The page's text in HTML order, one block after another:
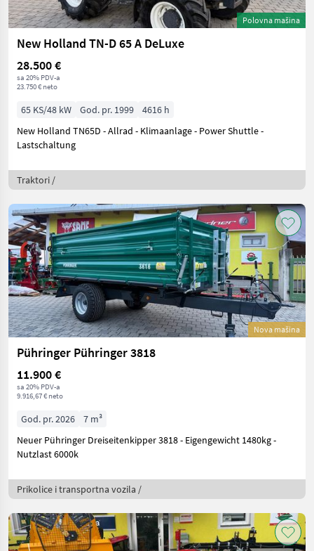
Polovna mašina
New Holland TN-D 65 A DeLuxe
28.500 €
sa 20% PDV-a
23.750 € neto
65 KS/48 kW God. pr. 1999
4616 h
New Holland TN65D - Allrad - Klimaanlage - Power Shuttle -
Lastschaltung
Traktori /
Nova mašina
Pühringer Pühringer 3818
11.900 €
sa 20% PDV-a
9.916,67 € neto
God. pr. 2026
7 m³
Neuer Pühringer Dreiseitenkipper 3818 - Eigengewicht 1480kg -
Nutzlast 6000k
Prikolice i transportna vozila /